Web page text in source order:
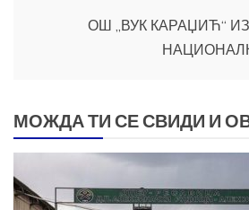
ОШ „ВУК КАРАЏИЋ“
МОЖДА ТИ СЕ СВИДИ И